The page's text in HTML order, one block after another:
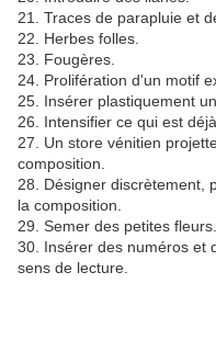
21. Traces de parapluie et
22. Herbes folles.
23. Fougères.
24. Prolifération d'un motif
25. Insérer plastiquement
26. Intensifier ce qui est
27. Un store vénitien
composition.
28. Désigner discrètement,
la composition.
29. Semer des petites fleurs.
30. Insérer des numéros et
sens de lecture.